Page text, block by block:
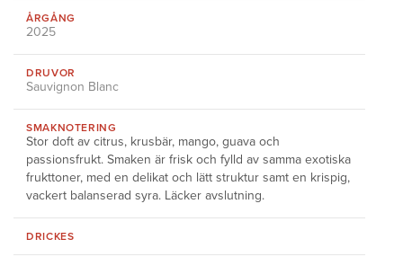
ÅRGÅNG
2025
DRUVOR
Sauvignon Blanc
SMAKNOTERING
Stor doft av citrus, krusbär, mango, guava och
passionsfrukt. Smaken är frisk och fylld av samma exotiska
frukttoner, med en delikat och lätt struktur samt en krispig,
vackert balanserad syra. Läcker avslutning.
DRICKES